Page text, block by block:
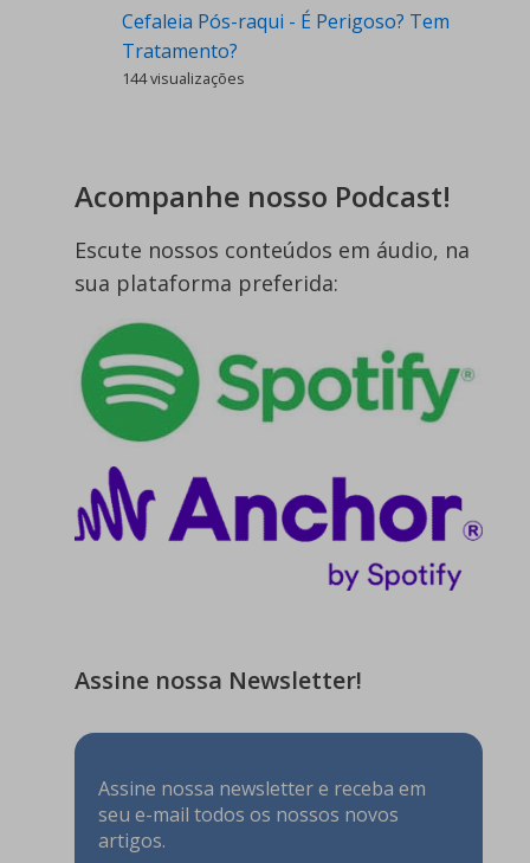
Cefaleia Pós-raqui - É Perigoso? Tem
Tratamento?
144 visualizações
Acompanhe nosso Podcast!
Escute nossos conteúdos em áudio, na
sua plataforma preferida:
Assine nossa Newsletter!
Assine nossa newsletter e receba em
seu e-mail todos os nossos novos
artigos.